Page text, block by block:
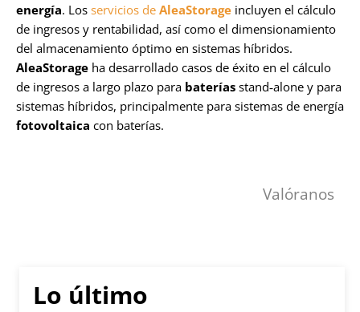
energía. Los servicios de AleaStorage incluyen el cálculo
de ingresos y rentabilidad, así como el dimensionamiento
del almacenamiento óptimo en sistemas híbridos.
AleaStorage ha desarrollado casos de éxito en el cálculo
de ingresos a largo plazo para baterías stand‑alone y para
sistemas híbridos, principalmente para sistemas de energía
fotovoltaica con baterías.
Valóranos
Lo último